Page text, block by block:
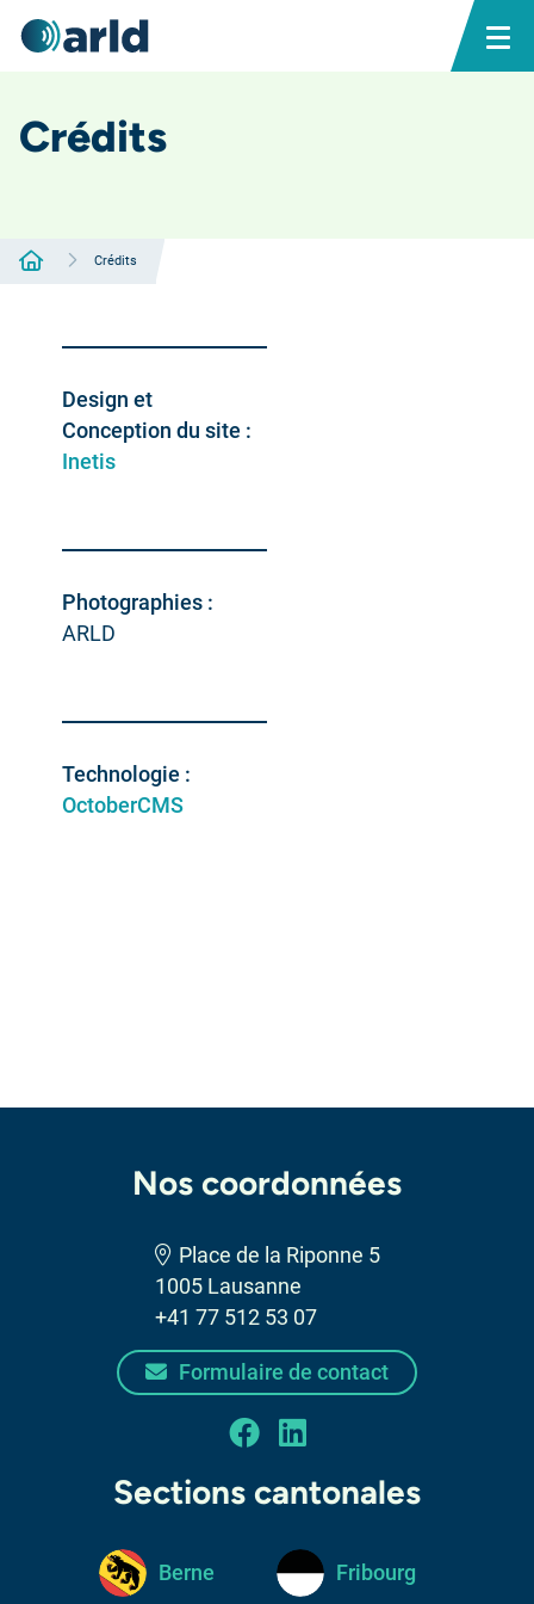
Crédits
Accueil
Crédits
Design et
Conception du site :
Inetis
Photographies :
ARLD
Technologie :
OctoberCMS
Nos coordonnées
Place de la Riponne 5
1005 Lausanne
+41 77 512 53 07
Formulaire de contact
facebook
linkedin
Sections cantonales
Berne Fribourg